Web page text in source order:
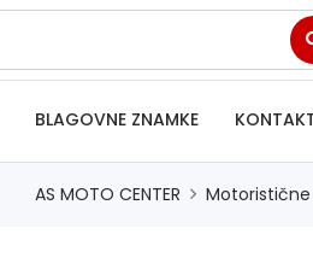
BLAGOVNE ZNAMKE
AS MOTO CENTER